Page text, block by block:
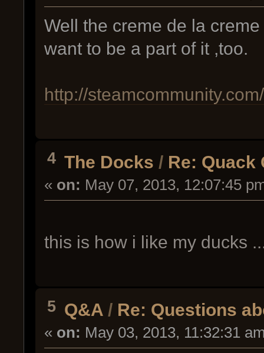
Well the creme de la
want to be a part of it ,too.
http://
4 The Docks / Re: Quack
« on: May 07, 2013, 12:07:45
this is how i like my ducks
5 Q&A / Re: Questions
« on: May 03, 2013, 11:32:31